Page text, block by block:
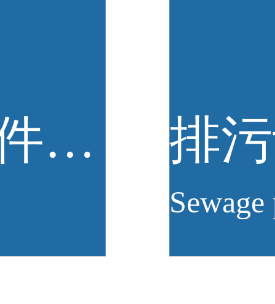
突发环境事件应急预案